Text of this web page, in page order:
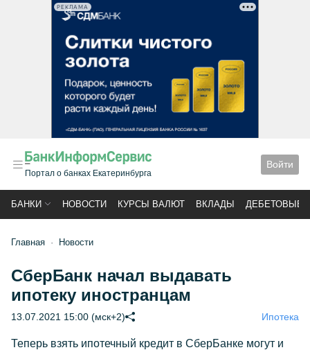
РЕКЛАМА
Портал о банках Екатеринбурга
Войти
БАНКИ НОВОСТИ КУРСЫ ВАЛЮТ ВКЛАДЫ ДЕБЕТОВЫЕ
Главная Новости
СберБанк начал выдавать
ипотеку иностранцам
13.07.2021 15:00 (мск+2) Ипотека
Теперь взять ипотечный кредит в СберБанке могут и